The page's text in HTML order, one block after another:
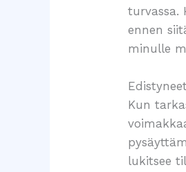
turvassa.
ennen
minulle
Kun
lukitsee